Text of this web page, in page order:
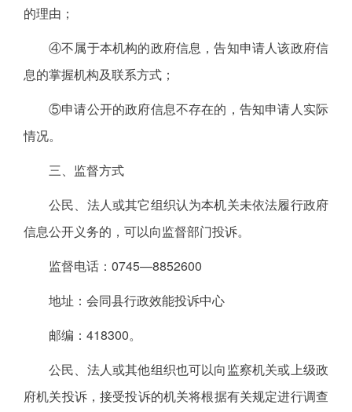
的理由；
④不属于本机构的政府信息，告知申请人该政府信
息的掌握机构及联系方式；
⑤申请公开的政府信息不存在的，告知申请人实际
情况。
三、监督方式
公民、法人或其它组织认为本机关未依法履行政府
信息公开义务的，可以向监督部门投诉。
监督电话：0745—8852600
地址：会同县行政效能投诉中心
邮编：418300。
公民、法人或其他组织也可以向监察机关或上级政
府机关投诉，接受投诉的机关将根据有关规定进行调查